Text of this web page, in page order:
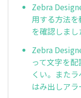
Zebra
用する方法
を確認しま
Zebra
って文字を
くい。また
はみ出しアラ